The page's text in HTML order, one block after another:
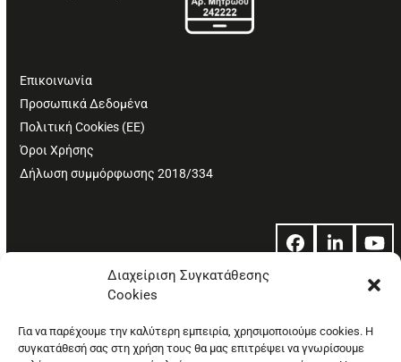
Διαχείριση Συγκατάθεσης
Cookies
Για να παρέχουμε την καλύτερη εμπειρία, χρησιμοποιούμε cookies. Η
συγκατάθεσή σας στη χρήση τους θα μας επιτρέψει να γνωρίσουμε
Επικοινωνία
Προσωπικά Δεδομένα
Πολιτική Cookies (ΕΕ)
Όροι Χρήσης
Δήλωση συμμόρφωσης 2018/334
Facebook
LinkedIn
© Copyright: Ethos Media S.A.